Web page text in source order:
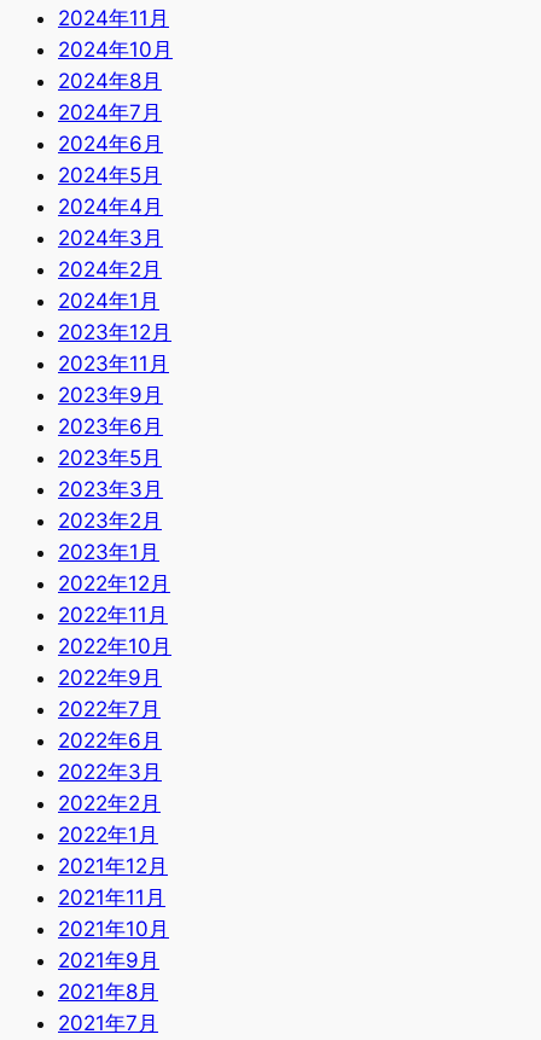
2024年11月
2024年10月
2024年8月
2024年7月
2024年6月
2024年5月
2024年4月
2024年3月
2024年2月
2024年1月
2023年12月
2023年11月
2023年9月
2023年6月
2023年5月
2023年3月
2023年2月
2023年1月
2022年12月
2022年11月
2022年10月
2022年9月
2022年7月
2022年6月
2022年3月
2022年2月
2022年1月
2021年12月
2021年11月
2021年10月
2021年9月
2021年8月
2021年7月